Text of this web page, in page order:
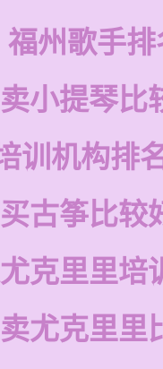
州歌手排
小提琴比
训机构排
古筝比较
克里里培
尤克里里